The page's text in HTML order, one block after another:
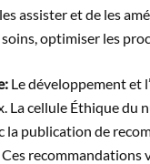
assister et de les
optimiser les
Le développement et
La cellule Éthique du
la publication de
Ces